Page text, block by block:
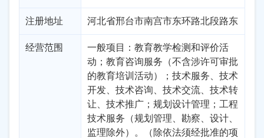
注册地址 河北省邢台市南宫市东环路北段路东
经营范围
一般项目：教育教学检测和评价活
动；教育咨询服务（不含涉许可审批
的教育培训活动）；技术服务、技术
开发、技术咨询、技术交流、技术转
让、技术推广；规划设计管理；工程
技术服务（规划管理、勘察、设计、
监理除外）。（除依法须经批准的项